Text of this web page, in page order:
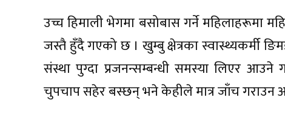
उच्च हिमाली भेगमा बसोबास गर्ने महिलाहरूमा
जस्तै हुँदै गएको छ । खुम्बु क्षेत्रका स्वास्थ्यकर्मी
संस्था पुग्दा प्रजनन्सम्बन्धी समस्या लिएर
चुपचाप सहेर बस्छन् भने केहीले मात्र जाँच गराउन